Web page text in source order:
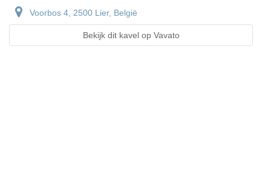
Voorbos 4, 2500 Lier, België
Bekijk dit kavel op Vavato